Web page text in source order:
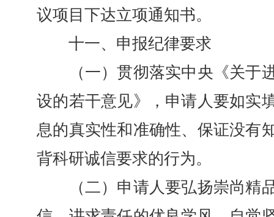
议项目下达立项通知书。
十一、申报纪律要求
（一）贯彻落实中央《关于
设的若干意见》，申请人要如实
息的真实性和准确性、保证没有
背科研诚信要求的行为。
（二）申请人要弘扬崇尚精